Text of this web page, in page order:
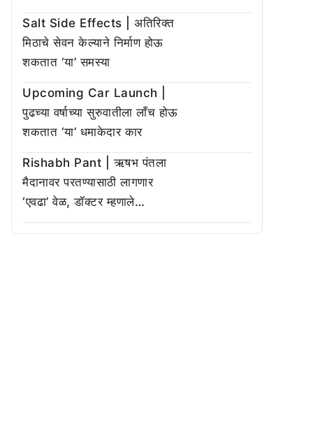
Salt Side Effects | अतिरिक्त
मिठाचे सेवन केल्याने निर्माण होऊ
शकतात ‘या’ समस्या
Upcoming Car Launch |
पुढच्या वर्षाच्या सुरुवातीला लाँच होऊ
शकतात ‘या’ धमाकेदार कार
Rishabh Pant | ऋषभ पंतला
मैदानावर परतण्यासाठी लागणार
‘एवढा’ वेळ, डॉक्टर म्हणाले…